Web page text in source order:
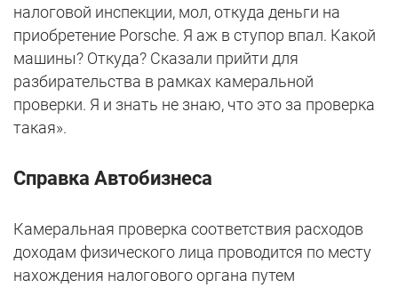
налоговой инспекции, мол, откуда деньги на
приобретение Porsche. Я аж в ступор впал. Какой
машины? Откуда? Сказали прийти для
разбирательства в рамках камеральной
проверки. Я и знать не знаю, что это за проверка
такая».
Справка Автобизнеса
Камеральная проверка соответствия расходов
доходам физического лица проводится по месту
нахождения налогового органа путем